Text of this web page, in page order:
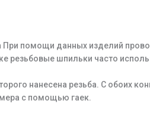
При помощи данных изделий
резьбовые шпильки часто
нанесена резьба. С обоих
с помощью гаек.